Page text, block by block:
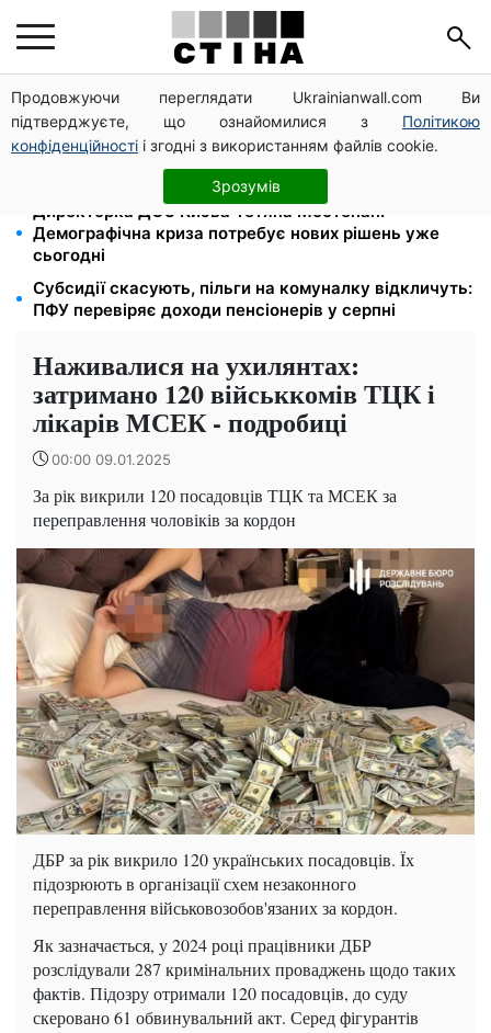
Продовжуючи переглядати Ukrainianwall.com Ви
підтверджуєте, що ознайомилися з Політикою
конфіденційності і згодні з використанням файлів cookie.
Зрозумів
Працюєте повний день — отримуйте єЯсла: ПФУ
пояснив умови допомоги на дитину 1-3 роки
113 млрд грн заборгували українці за комуналку:
830 тисяч проваджень у реєстрі боржників
Директорка ДОЗ Києва Тетяна Мостепан:
Демографічна криза потребує нових рішень уже
сьогодні
Субсидії скасують, пільги на комуналку відкличуть:
ПФУ перевіряє доходи пенсіонерів у серпні
Наживалися на ухилянтах:
затримано 120 військкомів ТЦК і
лікарів МСЕК - подробиці
00:00 09.01.2025
За рік викрили 120 посадовців ТЦК та МСЕК за
переправлення чоловіків за кордон
ДБР за рік викрило 120 українських посадовців. Їх
підозрюють в організації схем незаконного
переправлення військовозобов'язаних за кордон.
Як зазначається, у 2024 році працівники ДБР
розслідували 287 кримінальних проваджень щодо таких
фактів. Підозру отримали 120 посадовців, до суду
скеровано 61 обвинувальний акт. Серед фігурантів